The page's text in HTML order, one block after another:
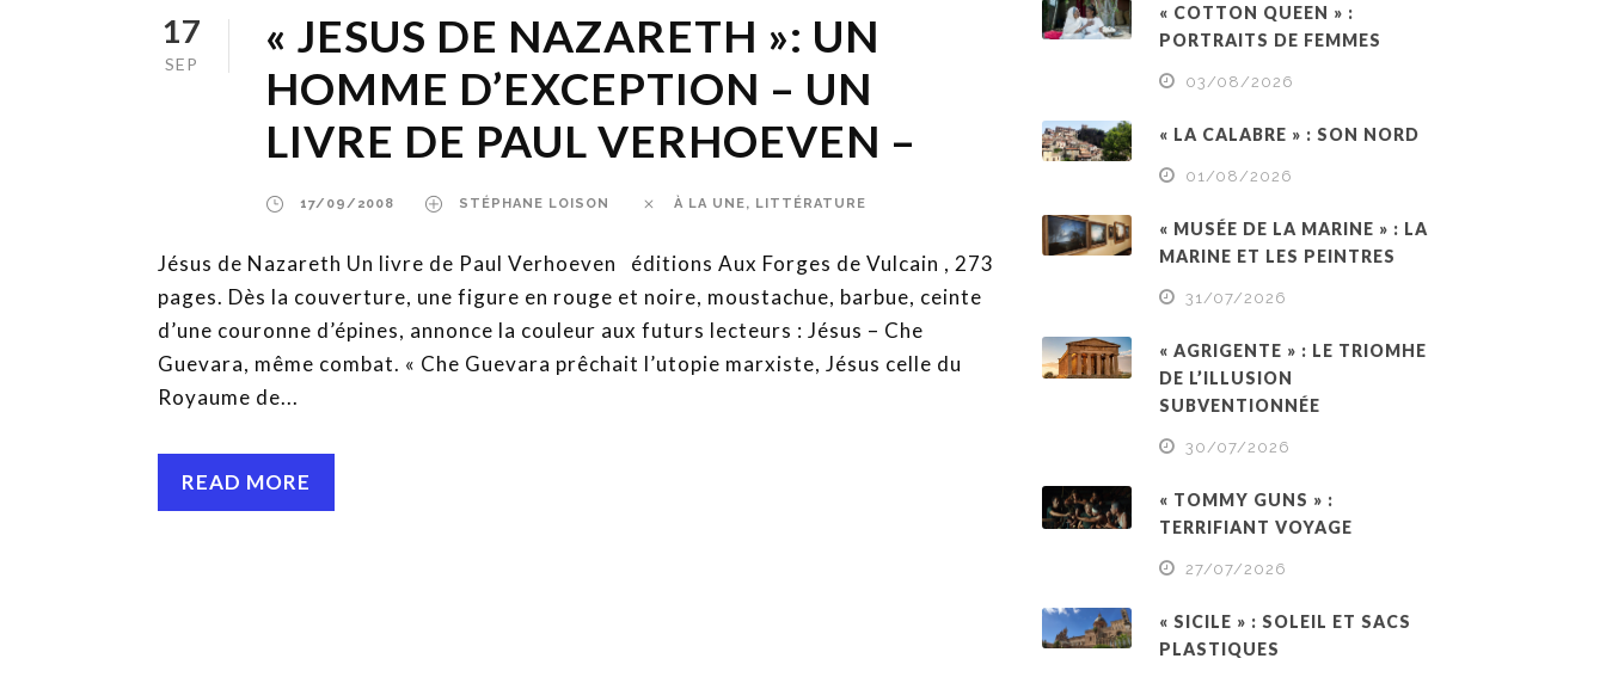
17
SEP
« JESUS DE NAZARETH »: UN
HOMME D’EXCEPTION – UN
LIVRE DE PAUL VERHOEVEN –
17/09/2008 STÉPHANE LOISON À LA UNE, LITTÉRATURE
Jésus de Nazareth Un livre de Paul Verhoeven éditions Aux Forges de Vulcain , 273
pages. Dès la couverture, une figure en rouge et noire, moustachue, barbue, ceinte
d’une couronne d’épines, annonce la couleur aux futurs lecteurs : Jésus – Che
Guevara, même combat. « Che Guevara prêchait l’utopie marxiste, Jésus celle du
Royaume de...
READ MORE
« COTTON QUEEN » :
PORTRAITS DE FEMMES
03/08/2026
« LA CALABRE » : SON NORD
01/08/2026
« MUSÉE DE LA MARINE » : LA
MARINE ET LES PEINTRES
31/07/2026
« AGRIGENTE » : LE TRIOMHE
DE L’ILLUSION
SUBVENTIONNÉE
30/07/2026
« TOMMY GUNS » :
TERRIFIANT VOYAGE
27/07/2026
« SICILE » : SOLEIL ET SACS
PLASTIQUES